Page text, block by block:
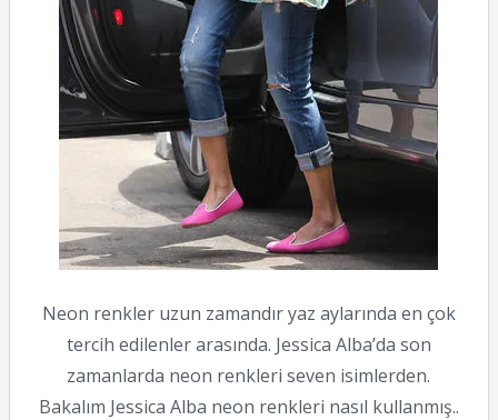
Neon renkler uzun zamandır yaz aylarında en çok
tercih edilenler arasında. Jessica Alba’da son
zamanlarda neon renkleri seven isimlerden.
Bakalım Jessica Alba neon renkleri nasıl kullanmış..